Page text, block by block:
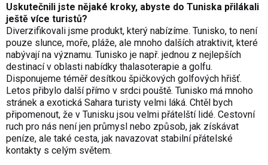
Uskutečnili jste nějaké kroky, abyste do Tuniska přilákali
ještě více turistů?
Diverzifikovali jsme produkt, který nabízíme. Tunisko, to není
pouze slunce, moře, pláže, ale mnoho dalších atraktivit, které
nabývají na významu. Tunisko je např. jednou z nejlepších
destinací v oblasti nabídky thalasoterapie a golfu.
Disponujeme téměř desítkou špičkových golfových hřišť.
Letos přibylo další přímo v srdci pouště. Tunisko má mnoho
stránek a exotická Sahara turisty velmi láká. Chtěl bych
připomenout, že v Tunisku jsou velmi přátelští lidé. Cestovní
ruch pro nás není jen průmysl nebo způsob, jak získávat
peníze, ale také cesta, jak navazovat stabilní přátelské
kontakty s celým světem.